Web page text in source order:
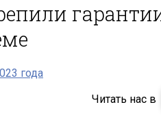
года
Читать нас в